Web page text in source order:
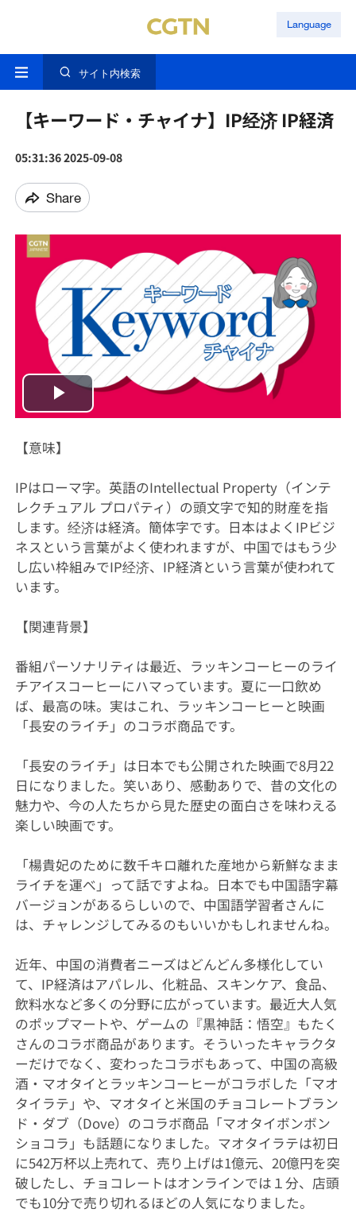
Language
サイト内検索
【キーワード・チャイナ】IP经济 IP経済
05:31:36 2025-09-08
Share
Play
Video
【意味】
IPはローマ字。英語のIntellectual Property（インテ
レクチュアル プロパティ）の頭文字で知的財産を指
します。经济は経済。簡体字です。日本はよくIPビジ
ネスという言葉がよく使われますが、中国ではもう少
し広い枠組みでIP经济、IP経済という言葉が使われて
います。
【関連背景】
番組パーソナリティは最近、ラッキンコーヒーのライ
チアイスコーヒーにハマっています。夏に一口飲め
ば、最高の味。実はこれ、ラッキンコーヒーと映画
「長安のライチ」のコラボ商品です。
「長安のライチ」は日本でも公開された映画で8月22
日になりました。笑いあり、感動ありで、昔の文化の
魅力や、今の人たちから見た歴史の面白さを味わえる
楽しい映画です。
「楊貴妃のために数千キロ離れた産地から新鮮なまま
ライチを運べ」って話ですよね。日本でも中国語字幕
バージョンがあるらしいので、中国語学習者さんに
は、チャレンジしてみるのもいいかもしれませんね。
近年、中国の消費者ニーズはどんどん多様化してい
て、IP経済はアパレル、化粧品、スキンケア、食品、
飲料水など多くの分野に広がっています。最近大人気
のポップマートや、ゲームの『黒神話：悟空』もたく
さんのコラボ商品があります。そういったキャラクタ
ーだけでなく、変わったコラボもあって、中国の高級
酒・マオタイとラッキンコーヒーがコラボした「マオ
タイラテ」や、マオタイと米国のチョコレートブラン
ド・ダブ（Dove）のコラボ商品「マオタイボンボン
ショコラ」も話題になりました。マオタイラテは初日
に542万杯以上売れて、売り上げは1億元、20億円を突
破したし、チョコレートはオンラインでは１分、店頭
でも10分で売り切れるほどの人気になりました。